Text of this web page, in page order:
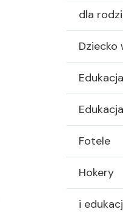
dla
Dziecko
Fotele
Hokery
i